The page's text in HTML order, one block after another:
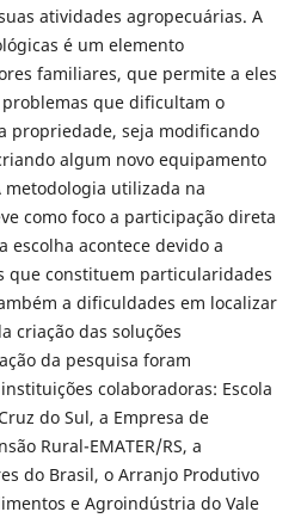
atividades agropecuárias. A
é um elemento
familiares, que permite a eles
que dificultam o
propriedade, seja modificando
algum novo equipamento
utilizada na
como foco a participação direta
escolha acontece devido a
que constituem particularidades
a dificuldades em localizar
criação das soluções
da pesquisa foram
colaboradoras: Escola
do Sul, a Empresa de
Rural-EMATER/RS, a
do Brasil, o Arranjo Produtivo
e Agroindústria do Vale